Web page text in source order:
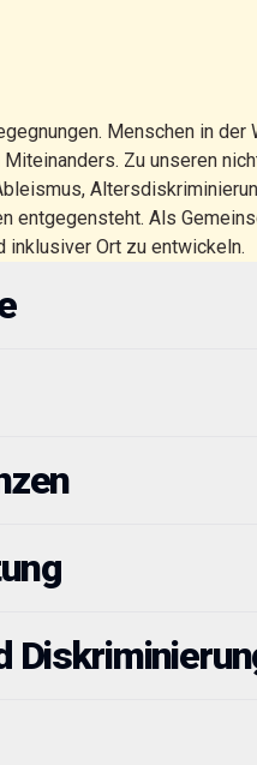
Menschen in
Zu unseren
entgegensteht. Als
inklusiver Ort zu entwickeln.